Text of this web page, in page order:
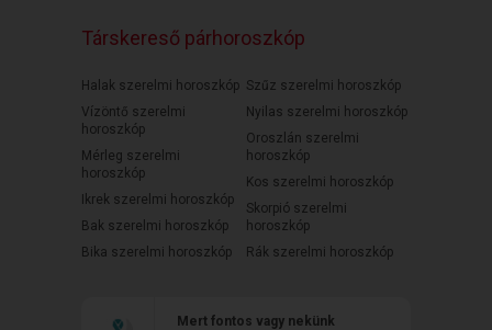
Társkereső párhoroszkóp
Halak szerelmi horoszkóp
Vízöntő szerelmi
horoszkóp
Mérleg szerelmi
horoszkóp
Ikrek szerelmi horoszkóp
Bak szerelmi horoszkóp
Bika szerelmi horoszkóp
Szűz szerelmi horoszkóp
Nyilas szerelmi horoszkóp
Oroszlán szerelmi
horoszkóp
Kos szerelmi horoszkóp
Skorpió szerelmi
horoszkóp
Rák szerelmi horoszkóp
Mert fontos vagy nekünk